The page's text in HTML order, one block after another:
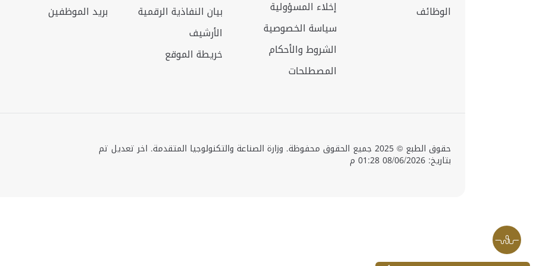
الوظائف
إخلاء المسؤولية
سياسة الخصوصية
الشروط والأحكام
المصطلحات
بيان النفاذية الرقمية
الأرشيف
خريطة الموقع
بريد الموظفين
حقوق الطبع © 2025 جميع الحقوق محفوظة. وزارة الصناعة والتكنولوجيا المتقدمة. اخر تعديل تم
بتاريخ: 08/06/2026 01:28 م